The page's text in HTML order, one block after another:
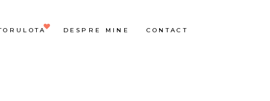
DESPRE MINE CONTACT